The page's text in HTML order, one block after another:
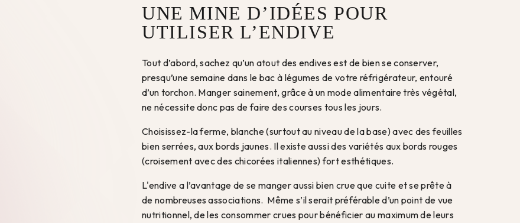
UNE MINE D’IDÉES POUR
UTILISER L’ENDIVE
Tout d’abord, sachez qu’un atout des endives est de bien se conserver,
presqu’une semaine dans le bac à légumes de votre réfrigérateur, entouré
d’un torchon. Manger sainement, grâce à un mode alimentaire très végétal,
ne nécessite donc pas de faire des courses tous les jours.
Choisissez-la ferme, blanche (surtout au niveau de la base) avec des feuilles
bien serrées, aux bords jaunes. Il existe aussi des variétés aux bords rouges
(croisement avec des chicorées italiennes) fort esthétiques.
L'endive a l’avantage de se manger aussi bien crue que cuite et se prête à
de nombreuses associations. Même s’il serait préférable d’un point de vue
nutritionnel, de les consommer crues pour bénéficier au maximum de leurs